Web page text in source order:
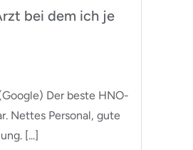
bei dem ich je
Der beste HNO-
Nettes Personal, gute
[...]